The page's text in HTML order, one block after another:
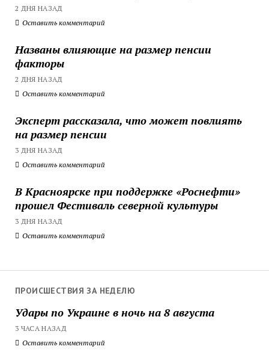
2 ДНЯ НАЗАД
Оставить комментарий
Названы влияющие на размер пенсии
факторы
2 ДНЯ НАЗАД
Оставить комментарий
Эксперт рассказала, что может повлиять
на размер пенсии
3 ДНЯ НАЗАД
Оставить комментарий
В Красноярске при поддержке «Роснефти»
прошел Фестиваль северной культуры
3 ДНЯ НАЗАД
Оставить комментарий
ПРОИСШЕСТВИЯ ЗА НЕДЕЛЮ
Удары по Украине в ночь на 8 августа
3 ЧАСА НАЗАД
Оставить комментарий